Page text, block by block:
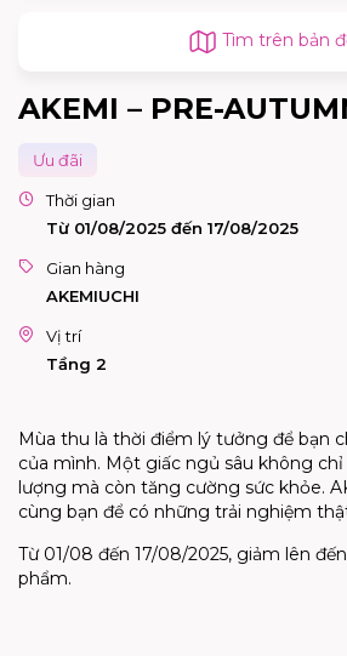
Tìm trên bản
AKEMI – PRE-
Ưu đãi
Thời gian
Từ 01/08/2025 đến 17/08/2025
Gian hàng
AKEMIUCHI
Vị trí
Tầng 2
Mùa thu là thời điểm lý tưởng để bạn
của mình. Một giấc ngủ sâu không
lượng mà còn tăng cường sức khỏe.
cùng bạn để có những trải nghiệm
Từ 01/08 đến 17/08/2025, giảm lên
phẩm.